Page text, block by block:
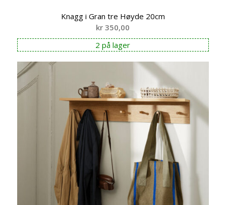
Knagg i Gran tre Høyde 20cm
kr 350,00
2 på lager